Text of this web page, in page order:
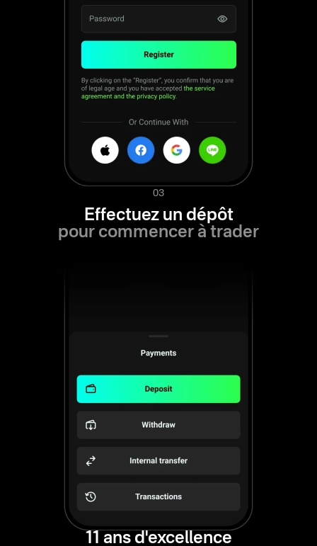
03
Effectuez un dépôt
pour commencer à trader
11 ans d'excellence